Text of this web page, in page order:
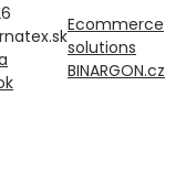
Ecommerce
solutions
BINARGON.cz